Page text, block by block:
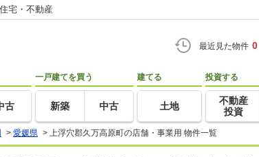
宅・不動産
最近見た物件 0
古
一戸建てを買う
新築 中古
建てる
土地
投資する
不動産
投資
> 愛媛県 > 上浮穴郡久万高原町の店舗・事業用 物件一覧